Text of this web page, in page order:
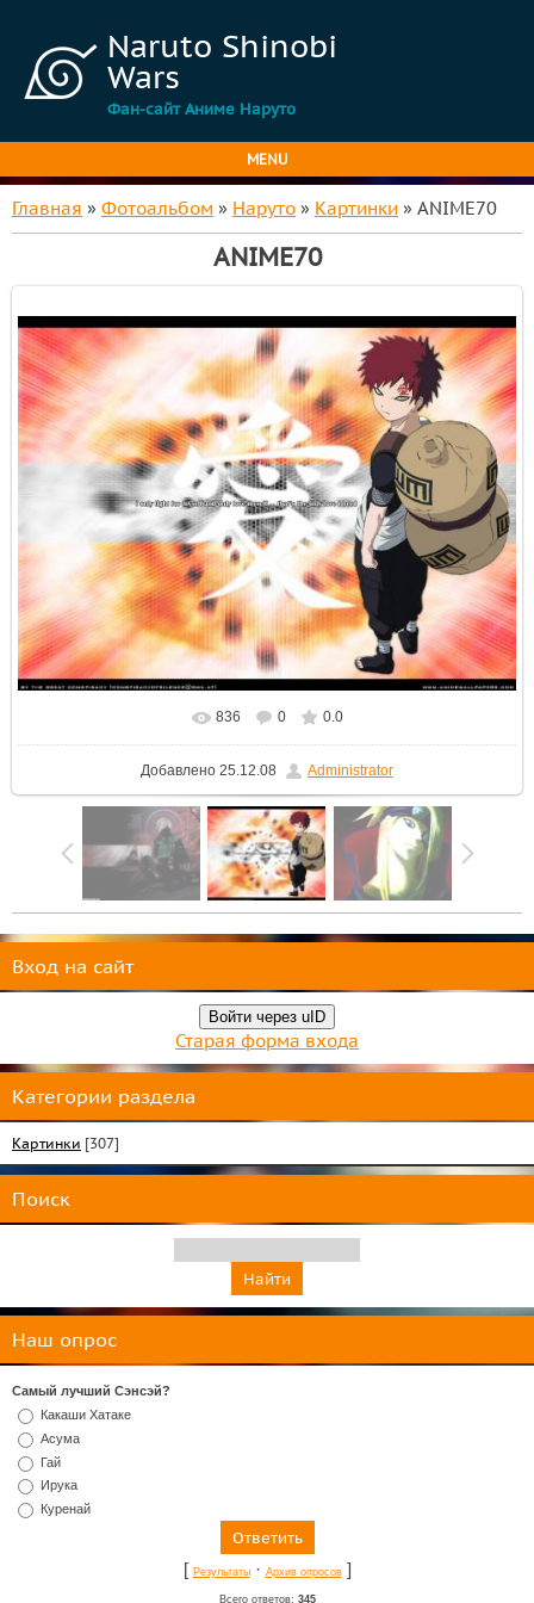
Naruto Shinobi
Wars
Фан-сайт Аниме Наруто
MENU
Главная » Фотоальбом » Наруто » Картинки » ANIME70
ANIME70
В реальном размере 1024x768
836 0 0.0
Добавлено 25.12.08 Administrator
Вход на сайт
Войти через uID
Старая форма входа
Категории раздела
Картинки [307]
Поиск
Наш опрос
Самый лучший Сэнсэй?
Какаши Хатаке
Асума
Гай
Ирука
Куренай
[ Результаты· Архив опросов]
Всего ответов: 345